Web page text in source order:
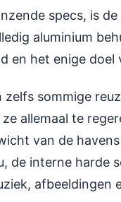
specs, is
aluminium
en het enige
zelfs sommige
allemaal te
van de
de interne harde
afbeeldingen